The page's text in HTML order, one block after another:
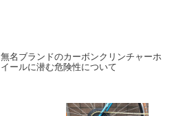
無名ブランドのカーボンクリンチャーホ
イールに潜む危険性について